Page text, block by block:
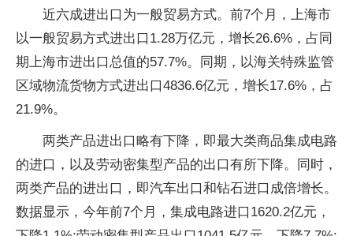
近六成进出口为一般贸易方式。前7个月，上海市
以一般贸易方式进出口1.28万亿元，增长26.6%，占同
期上海市进出口总值的57.7%。同期，以海关特殊监管
区域物流货物方式进出口4836.6亿元，增长17.6%，占
21.9%。
两类产品进出口略有下降，即最大类商品集成电路
的进口，以及劳动密集型产品的出口有所下降。同时，
两类产品的进出口，即汽车出口和钻石进口成倍增长。
数据显示，今年前7个月，集成电路进口1620.2亿元，